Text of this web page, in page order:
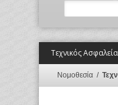
Τεχνικός
Nομοθεσία /